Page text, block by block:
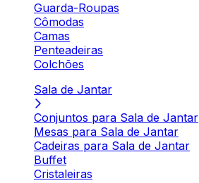
Guarda-Roupas
Cômodas
Camas
Penteadeiras
Colchões
Sala de Jantar
Conjuntos para Sala de Jantar
Mesas para Sala de Jantar
Cadeiras para Sala de Jantar
Buffet
Cristaleiras